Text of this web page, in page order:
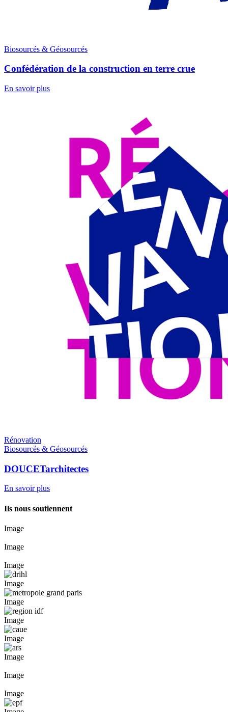
Biosourcés & Géosourcés
Confédération de la construction en terre crue
En savoir plus
Rénovation
Biosourcés & Géosourcés
DOUCETarchitectes
En savoir plus
Ils nous soutiennent
Image
Image
Image
Image
Image
Image
Image
Image
Image
Image